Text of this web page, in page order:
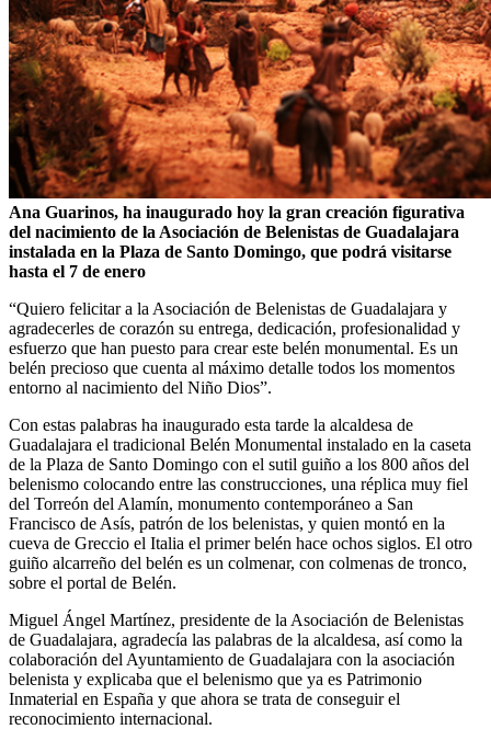
Ana Guarinos, ha inaugurado hoy la gran creación figurativa
del nacimiento de la Asociación de Belenistas de Guadalajara
instalada en la Plaza de Santo Domingo, que podrá visitarse
hasta el 7 de enero
“Quiero felicitar a la Asociación de Belenistas de Guadalajara y
agradecerles de corazón su entrega, dedicación, profesionalidad y
esfuerzo que han puesto para crear este belén monumental. Es un
belén precioso que cuenta al máximo detalle todos los momentos
entorno al nacimiento del Niño Dios”.
Con estas palabras ha inaugurado esta tarde la alcaldesa de
Guadalajara el tradicional Belén Monumental instalado en la caseta
de la Plaza de Santo Domingo con el sutil guiño a los 800 años del
belenismo colocando entre las construcciones, una réplica muy fiel
del Torreón del Alamín, monumento contemporáneo a San
Francisco de Asís, patrón de los belenistas, y quien montó en la
cueva de Greccio el Italia el primer belén hace ochos siglos. El otro
guiño alcarreño del belén es un colmenar, con colmenas de tronco,
sobre el portal de Belén.
Miguel Ángel Martínez, presidente de la Asociación de Belenistas
de Guadalajara, agradecía las palabras de la alcaldesa, así como la
colaboración del Ayuntamiento de Guadalajara con la asociación
belenista y explicaba que el belenismo que ya es Patrimonio
Inmaterial en España y que ahora se trata de conseguir el
reconocimiento internacional.